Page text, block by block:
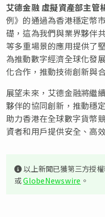
艾德金融虛擬資產部主管
例》的通過為香港穩定幣
礎，這為我們與業界夥伴
等多重場景的應用提供了
為推動數字經濟全球化發
化合作，推動技術創新與
展望未來，艾德金融將繼
夥伴的協同創新，推動穩
助力香港在全球數字貨幣
資者和用戶提供安全、高
以上新聞已獲第三方授
或GlobeNewswire 。